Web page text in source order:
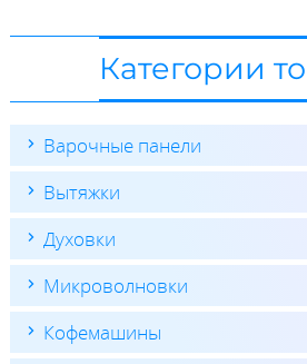
Категории
Варочные панели
Вытяжки
Духовки
Микроволновки
Кофемашины